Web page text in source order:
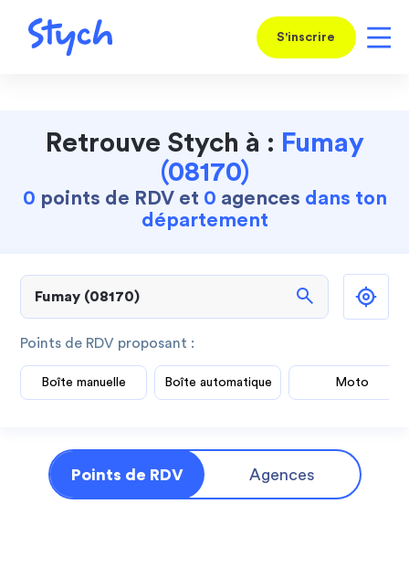
S'inscrire
Retrouve Stych à : Fumay
(08170)
0 points de RDV et 0 agences dans ton
département
search
Points de RDV proposant :
Boîte manuelle Boîte automatique Moto
Points de RDV Agences